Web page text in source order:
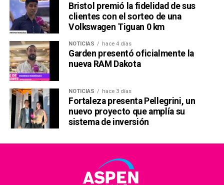
Bristol premió la fidelidad de sus
clientes con el sorteo de una
Volkswagen Tiguan 0 km
NOTICIAS hace 4 días
Garden presentó oficialmente la
nueva RAM Dakota
NOTICIAS hace 3 días
Fortaleza presenta Pellegrini, un
nuevo proyecto que amplía su
sistema de inversión